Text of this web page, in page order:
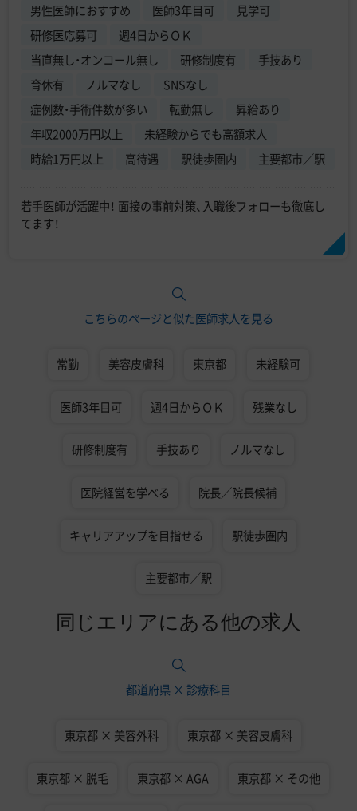
男性医師におすすめ 医師3年目可
見学可
研修医応募可
週4日からＯＫ
当直無し・オンコール無し
研修制度有
手技あり
育休有
ノルマなし
SNSなし
症例数・手術件数が多い
転勤無し
昇給あり
年収2000万円以上
未経験からでも高額求人
時給1万円以上
高待遇 駅徒歩圏内 主要都市／駅
若手医師が活躍中！ 面接の事前対策、入職後フォローも徹底し
てます！
こちらのページと似た医師求人を見る
常勤 美容皮膚科 東京都 未経験可
医師3年目可 週4日からＯＫ 残業なし
研修制度有 手技あり ノルマなし
医院経営を学べる 院長／院長候補
キャリアアップを目指せる 駅徒歩圏内
主要都市／駅
同じエリアにある他の求人
都道府県 × 診療科目
東京都 × 美容外科 東京都 × 美容皮膚科
東京都 × 脱毛 東京都 × AGA 東京都 × その他